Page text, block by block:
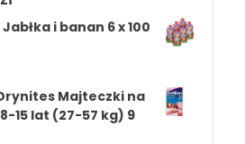
i banan 6 x 100
Majteczki na
15 lat (27-57 kg) 9